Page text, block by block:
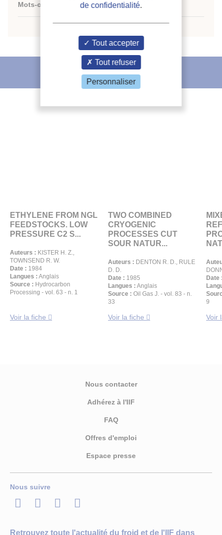
Mots-clés : Séparation;Procédé;GNL
L'IIF vous recommande
ETHYLENE FROM NGL
FEEDSTOCKS. LOW
PRESSURE C2 S...
Auteurs : KISTER H. Z.,
TOWNSEND R. W.
Date : 1984
Langues : Anglais
Source : Hydrocarbon
Processing - vol. 63 - n. 1
Voir la fiche
TWO COMBINED
CRYOGENIC
PROCESSES CUT
SOUR NATUR...
Auteurs : DENTON R. D., RULE
D. D.
Date : 1985
Langues : Anglais
Source : Oil Gas J. - vol. 83 - n.
33
Voir la fiche
Date
9
Voir
Nous contacter
Adhérez à l'IIF
FAQ
Offres d'emploi
Espace presse
Nous suivre
LinkedInTwitterFacebook
Youtube
Retrouvez toute l'actualité du froid et de l'IIF dans
de confidentialité.
Tout accepter
Tout refuser
Personnaliser